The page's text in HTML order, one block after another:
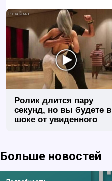
Ролик длится пару
секунд, но вы будете в
шоке от увиденного
Больше новостей